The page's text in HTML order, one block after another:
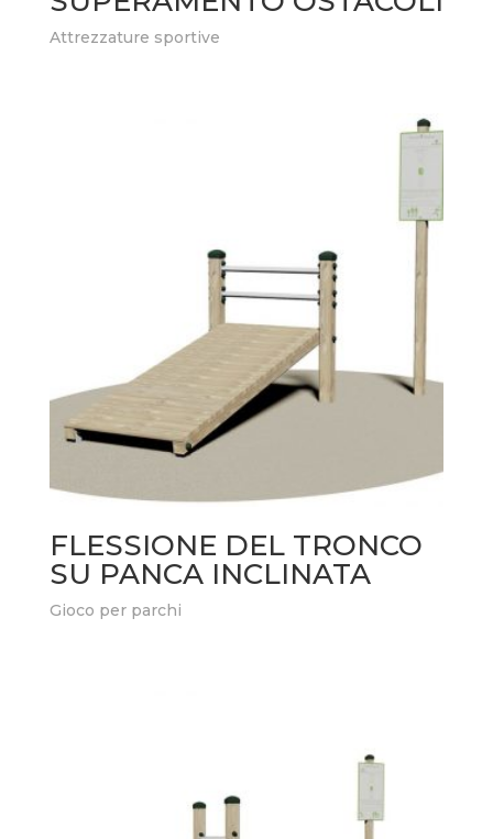
Attrezzature sportive
FLESSIONE DEL TRONCO
SU PANCA INCLINATA
Gioco per parchi